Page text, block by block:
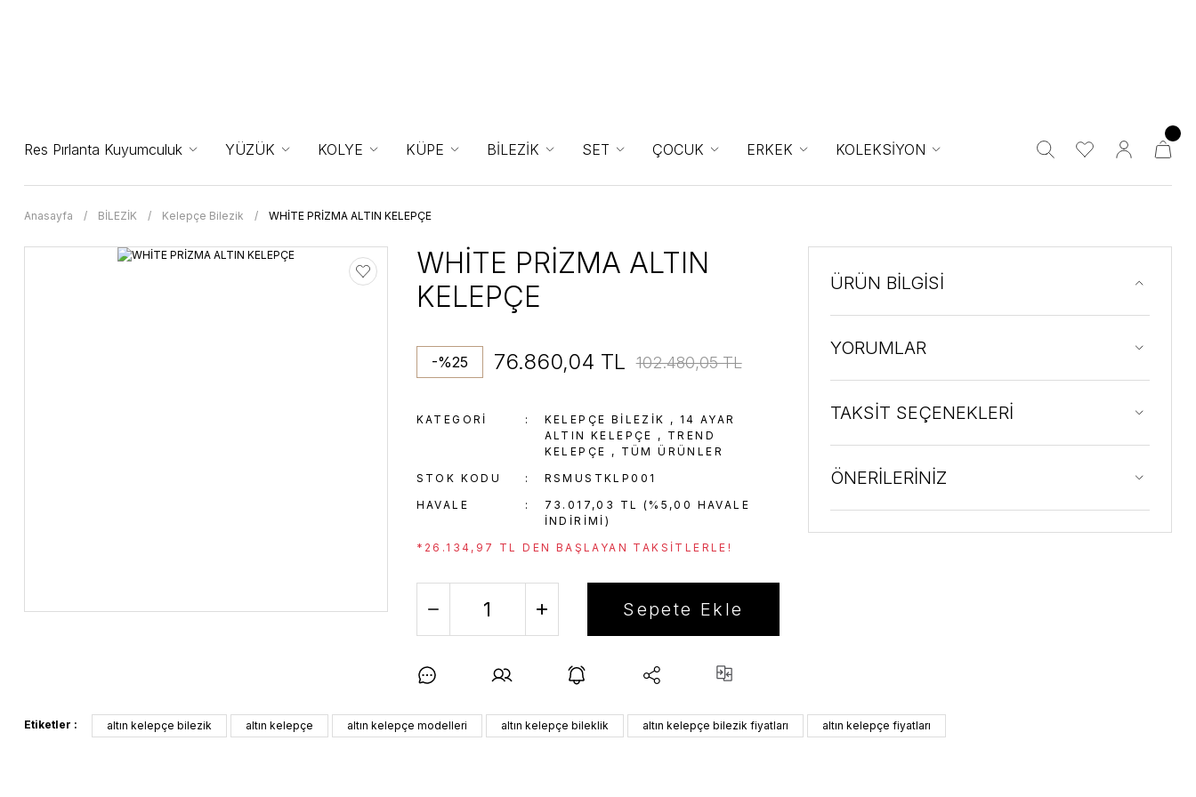
Res Pırlanta Kuyumculuk YÜZÜK KOLYE KÜPE BİLEZİK SET ÇOCUK ERKEK KOLEKSİYON
Anasayfa BİLEZİK Kelepçe Bilezik WHİTE PRİZMA ALTIN KELEPÇE
WHİTE PRİZMA ALTIN
KELEPÇE
-%25 76.860,04 TL 102.480,05 TL
KATEGORI KELEPÇE BILEZIK , 14 AYAR
ALTIN KELEPÇE , TREND
KELEPÇE , TÜM ÜRÜNLER
STOK KODU
RSMUSTKLP001
HAVALE
73.017,03 TL (%5,00 HAVALE
INDIRIMI)
*26.134,97 TL DEN BAŞLAYAN TAKSITLERLE!
Sepete Ekle
ÜRÜN BİLGİSİ
YORUMLAR
TAKSİT SEÇENEKLERİ
ÖNERİLERİNİZ
Etiketler : altın kelepçe bilezik altın kelepçe altın kelepçe modelleri altın kelepçe bileklik altın kelepçe bilezik fiyatları altın kelepçe fiyatları